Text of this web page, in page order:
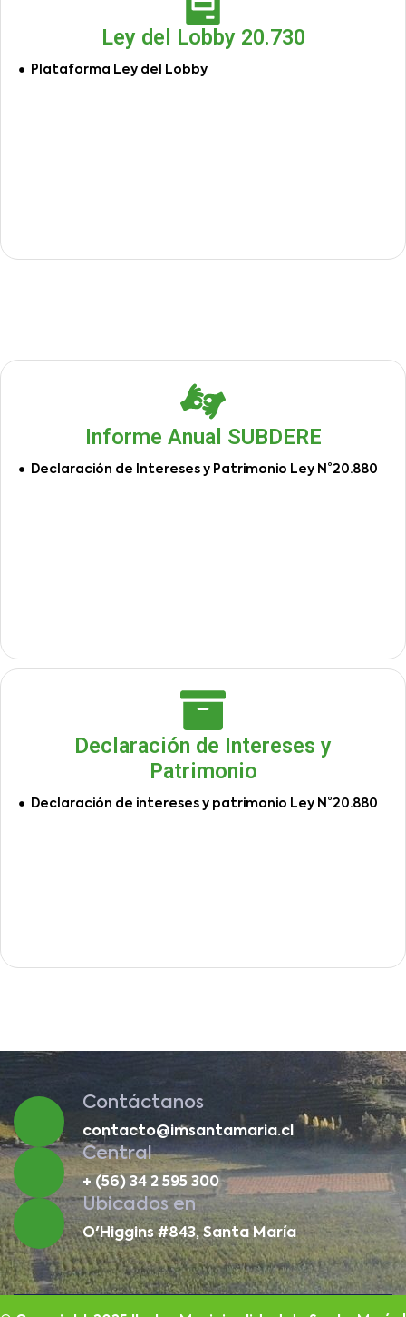
Ley del Lobby 20.730
Plataforma Ley del Lobby
Informe Anual SUBDERE
Declaración de Intereses y Patrimonio Ley N°20.880
Declaración de Intereses y
Patrimonio
Declaración de intereses y patrimonio Ley N°20.880
Contáctanos
contacto@imsantamaria.cl
Central
+ (56) 34 2 595 300
Ubicados en
O'Higgins #843, Santa María